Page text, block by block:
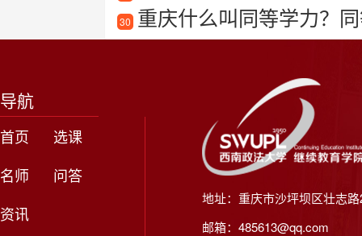
30 重庆什么叫同等学力？
导航
首页
选课
名师
问答
资讯
地址：重庆市沙坪坝区壮志
邮箱：485613@qq.com